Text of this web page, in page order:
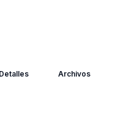
Detalles Archivos